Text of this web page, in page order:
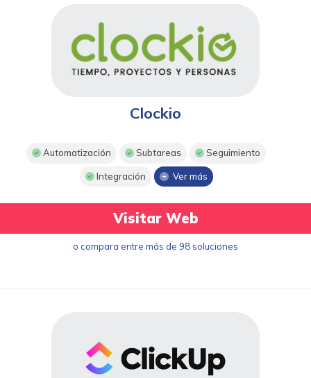
Clockio
Automatización Subtareas Seguimiento
Integración Ver más
Visitar Web
o compara entre más de 98 soluciones